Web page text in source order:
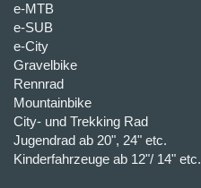
e-MTB
e-SUB
e-City
Gravelbike
Rennrad
Mountainbike
City- und Trekking Rad
Jugendrad ab 20", 24" etc.
Kinderfahrzeuge ab 12"/ 14" etc.